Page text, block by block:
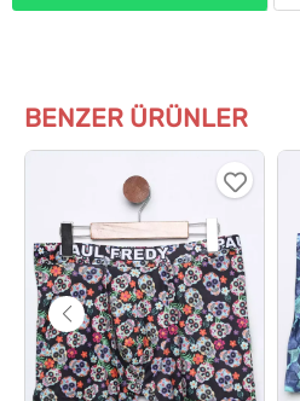
BENZER ÜRÜNLER